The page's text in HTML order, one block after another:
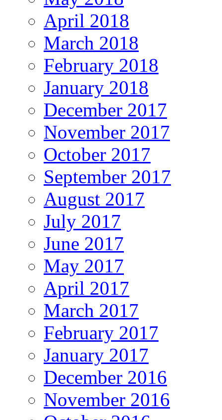
April 2018
March 2018
February 2018
January 2018
December 2017
November 2017
October 2017
September 2017
August 2017
July 2017
June 2017
May 2017
April 2017
March 2017
February 2017
January 2017
December 2016
November 2016